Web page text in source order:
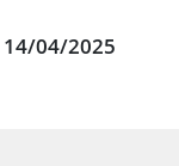
14/04/2025